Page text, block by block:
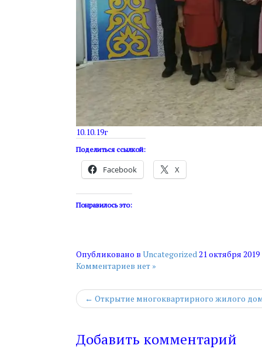
10.10.19г
Поделиться ссылкой:
Facebook X
Понравилось это:
Опубликовано в Uncategorized 21 октября 2019
Комментариев нет »
← Открытие многоквартирного жилого
Добавить комментарий